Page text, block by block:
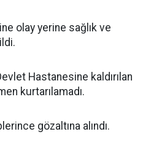
olay yerine sağlık ve
Hastanesine kaldırılan
kurtarılamadı.
gözaltına alındı.